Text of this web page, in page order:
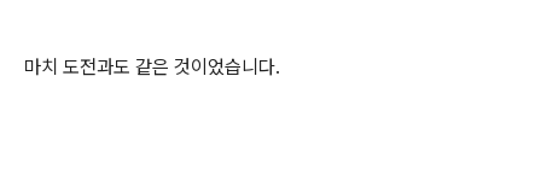
마치 도전과도 같은 것이었습니다.